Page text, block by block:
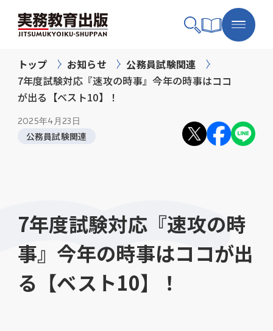
トップ お知らせ
公務員試験関連
7年度試験対応『速攻の時事』今年の時事はココ
が出る【ベスト10】！
2025年4月23日
公務員試験関連
7年度試験対応『速攻の時
事』今年の時事はココが出
る【ベスト10】！